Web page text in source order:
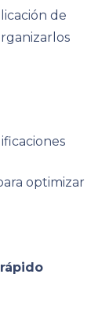
de
optimizar